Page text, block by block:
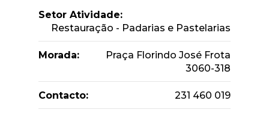
Setor Atividade:
Restauração - Padarias e Pastelarias
Morada:
Praça Florindo José Frota
3060-318
Contacto: 231 460 019